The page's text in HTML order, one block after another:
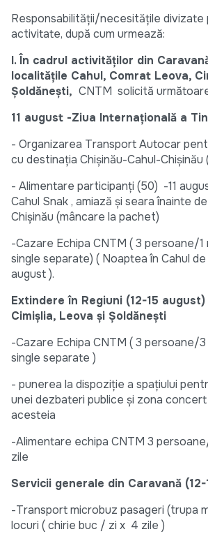
Responsabilității/necesitățile divizate
activitate, după cum urmează:
I. În cadrul activităților din
localitățile Cahul, Comrat Leova,
Șoldănești, CNTM solicită
11 august -Ziua Internațională a
- Organizarea Transport Autocar
cu destinația Chișinău-Cahul-Chișinău
- Alimentare participanți (50) -11
Cahul Snak , amiază și seara înainte
Chișinău (mâncare la pachet)
-Cazare Echipa CNTM ( 3 persoane/
single separate) ( Noaptea în Cahul de
august ).
Extindere în Regiuni (12-15
Cimișlia, Leova și Șoldănești
-Cazare Echipa CNTM ( 3 persoane/
single separate )
- punerea la dispoziție a spațiului
unei dezbateri publice și zona
acesteia
-Alimentare echipa CNTM 3
zile
Servicii generale din Caravană
-Transport microbuz pasageri (trupa
locuri ( chirie buc / zi x 4 zile )